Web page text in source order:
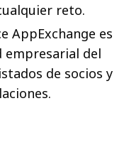
reto.
AppExchange es
empresarial del
de socios y